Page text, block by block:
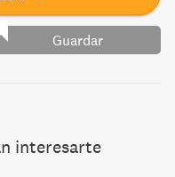
Guardar
interesarte